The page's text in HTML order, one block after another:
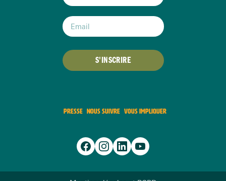
S'INSCRIRE
PRESSE NOUS SUIVRE VOUS IMPLIQUER